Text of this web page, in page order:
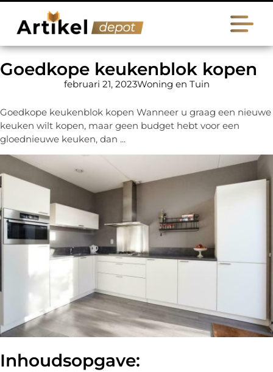
Goedkope keukenblok kopen
februari 21, 2023Woning en Tuin
Goedkope keukenblok kopen Wanneer u graag een nieuwe
keuken wilt kopen, maar geen budget hebt voor een
gloednieuwe keuken, dan ...
Inhoudsopgave: